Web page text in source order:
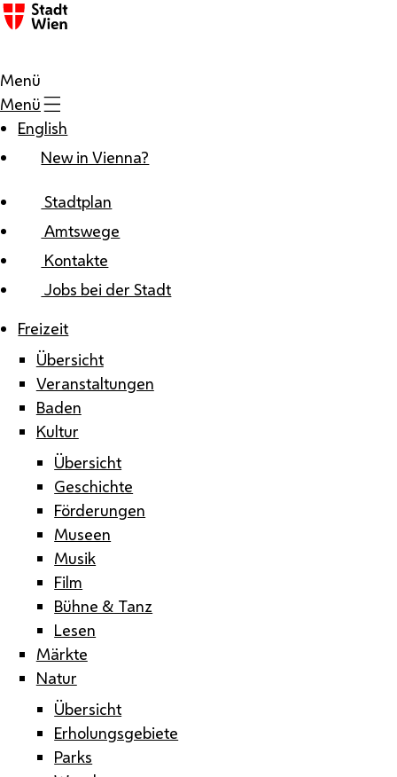
Zum Inhalt
Menü
Menü
English
New in Vienna?
Stadtplan
Amtswege
Kontakte
Jobs bei der Stadt
Freizeit
Übersicht
Veranstaltungen
Baden
Kultur
Übersicht
Geschichte
Förderungen
Museen
Musik
Film
Bühne & Tanz
Lesen
Märkte
Natur
Übersicht
Erholungsgebiete
Parks